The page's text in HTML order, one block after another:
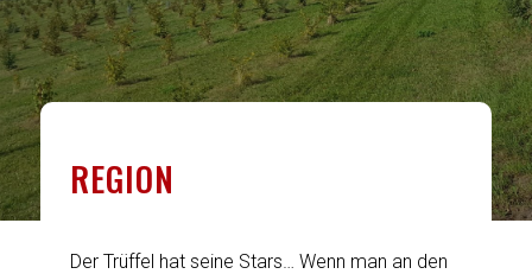
REGION
Der Trüffel hat seine Stars… Wenn man an den